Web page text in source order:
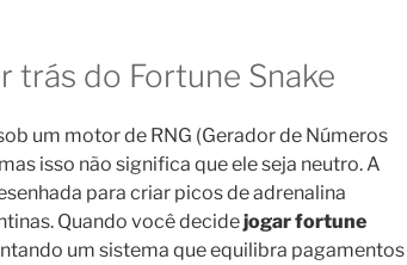
trás do Fortune Snake
um motor de RNG (Gerador de Números
isso não significa que ele seja neutro. A
para criar picos de adrenalina
Quando você decidejogar fortune
um sistema que equilibra pagamentos